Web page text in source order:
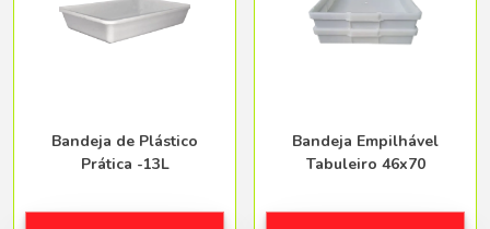
Bandeja de Plástico
Prática -13L
Bandeja Empilhável
Tabuleiro 46x70